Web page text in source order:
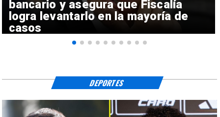
bancario y asegura que Fiscalía
logra levantarlo en la mayoría de
casos
DEPORTES